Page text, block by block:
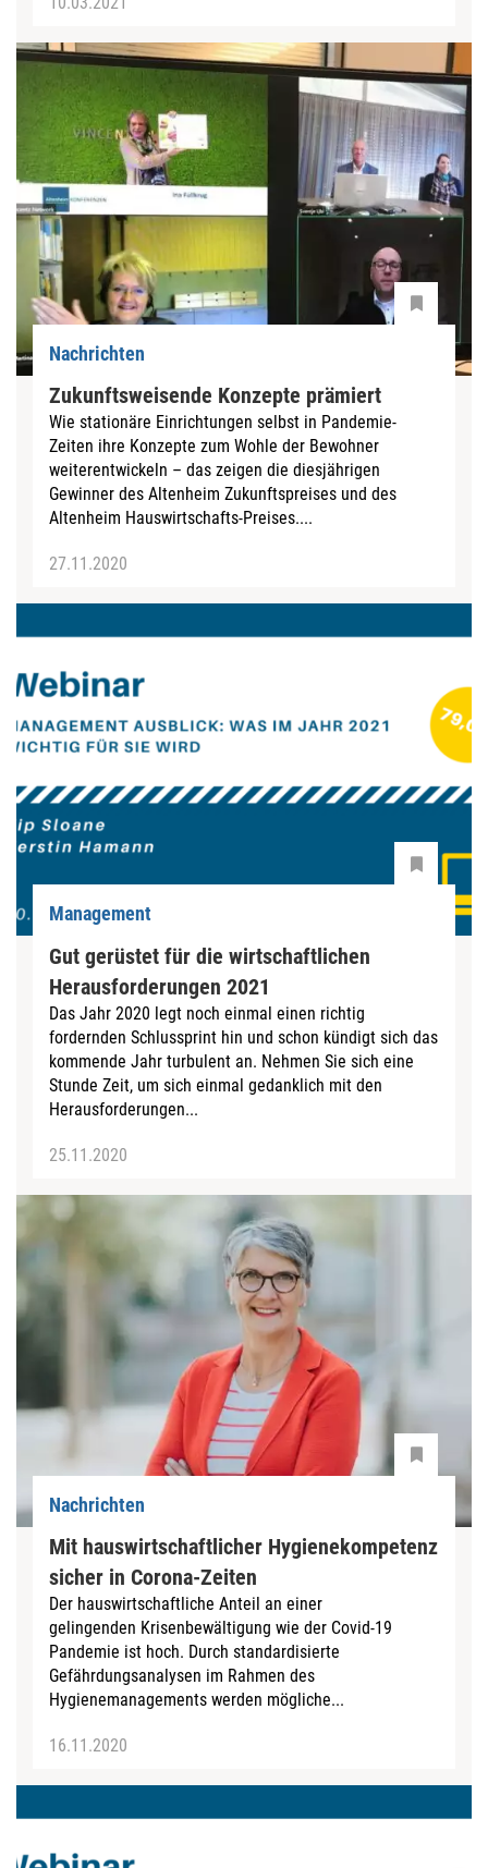
Nachrichten
Zukunftsweisende Konzepte prämiert
Wie stationäre Einrichtungen selbst in Pandemie-
Zeiten ihre Konzepte zum Wohle der Bewohner
weiterentwickeln – das zeigen die diesjährigen
Gewinner des Altenheim Zukunftspreises und des
Altenheim Hauswirtschafts-Preises....
27.11.2020
Management
Gut gerüstet für die wirtschaftlichen
Herausforderungen 2021
Das Jahr 2020 legt noch einmal einen richtig
fordernden Schlussprint hin und schon kündigt sich das
kommende Jahr turbulent an. Nehmen Sie sich eine
Stunde Zeit, um sich einmal gedanklich mit den
Herausforderungen...
25.11.2020
Nachrichten
Mit hauswirtschaftlicher Hygienekompetenz
sicher in Corona-Zeiten
Der hauswirtschaftliche Anteil an einer
gelingenden Krisenbewältigung wie der Covid-19
Pandemie ist hoch. Durch standardisierte
Gefährdungsanalysen im Rahmen des
Hygienemanagements werden mögliche...
16.11.2020